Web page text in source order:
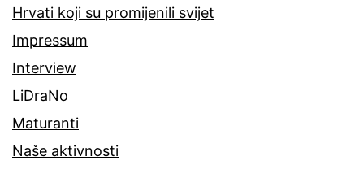
Hrvati koji su promijenili svijet
Impressum
Interview
LiDraNo
Maturanti
Naše aktivnosti